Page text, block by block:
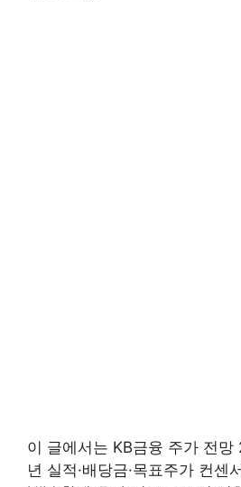
이 글에서는 KB금융 주가 전
년 실적·배당금·목표주가 컨센